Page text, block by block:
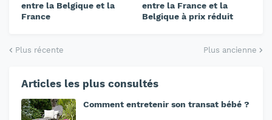
entre la Belgique et la
France
entre la France et la
Belgique à prix réduit
Plus récente Plus ancienne
Articles les plus consultés
Comment entretenir son transat bébé ?